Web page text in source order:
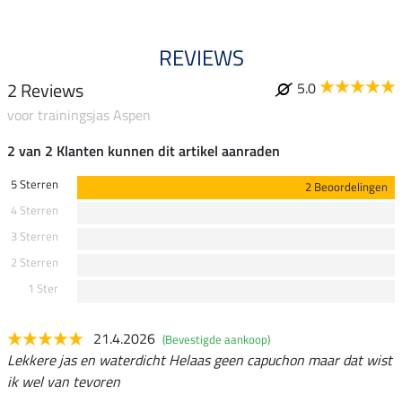
REVIEWS
2 Reviews
5.0
voor trainingsjas Aspen
2 van 2 Klanten kunnen dit artikel aanraden
5 Sterren
2 Beoordelingen
4 Sterren
3 Sterren
2 Sterren
1 Ster
21.4.2026 (Bevestigde aankoop)
Lekkere jas en waterdicht Helaas geen capuchon maar dat wist
ik wel van tevoren